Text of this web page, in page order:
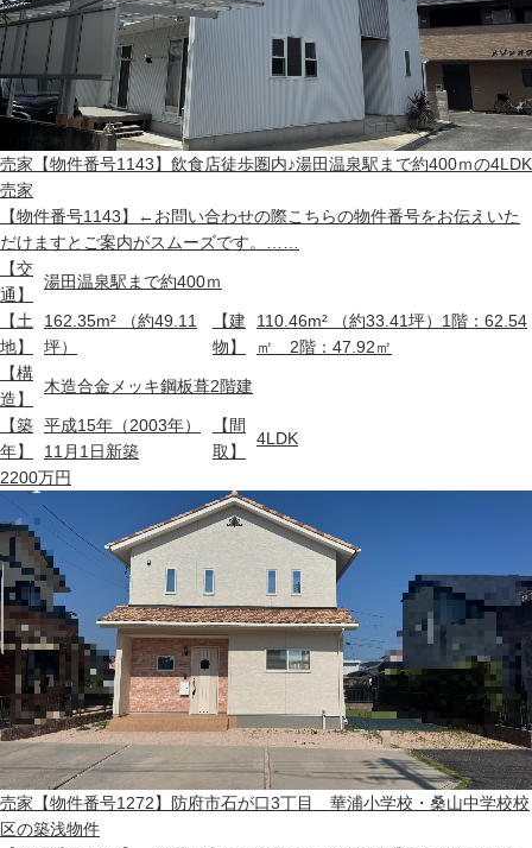
売家 【物件番号1143】飲食店徒歩圏内♪湯田温泉駅まで約400ｍの4LDK
売家
【物件番号1143】←お問い合わせの際こちらの物件番号をお伝えいた
だけますとご案内がスムーズです。……
【交
通】
湯田温泉駅まで約400ｍ
【土
地】
162.35m² （約49.11
坪）
【建
物】
110.46m² （約33.41坪）1階：62.54
㎡ 2階：47.92㎡
【構
造】
木造合金メッキ鋼板葺2階建
【築
年】
平成15年（2003年）
11月1日新築
【間
取】
4LDK
2200万円
売家 【物件番号1272】防府市石が口3丁目 華浦小学校・桑山中学校校
区の築浅物件